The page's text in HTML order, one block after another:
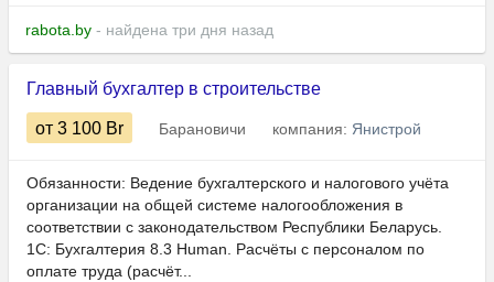
rabota.by - найдена три дня назад
Главный бухгалтер в строительстве
от 3 100 Br Барановичи компания: Янистрой
Обязанности: Ведение бухгалтерского и налогового учёта
организации на общей системе налогообложения в
соответствии с законодательством Республики Беларусь.
1С: Бухгалтерия 8.3 Human.​​​​​ Расчёты с персоналом по
оплате труда (расчёт...